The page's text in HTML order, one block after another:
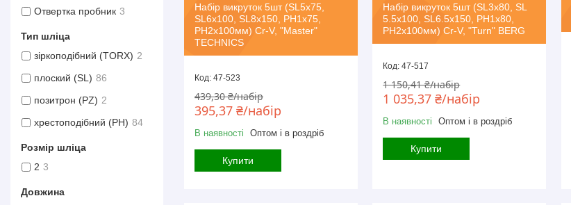
Набір викруток 5шт (SL5x75,
SL6x100, SL8x150, PH1x75,
PH2x100мм) Cr-V, "Master"
TECHNICS
47-523
439,30 ₴/набір
395,37 ₴/набір
В наявності Оптом і в роздріб
Купити
Набір викруток 5шт (SL3x80, SL
5.5х100, SL6.5x150, PH1x80,
PH2x100мм) Cr-V, "Turn" BERG
47-517
1 150,41 ₴/набір
1 035,37 ₴/набір
В наявності Оптом і в роздріб
Купити
Отвертка пробник 3
Тип шліца
зіркоподібний (TORX) 2
плоский (SL) 86
позитрон (PZ) 2
хрестоподібний (PH) 84
Розмір шліца
2 3
Довжина